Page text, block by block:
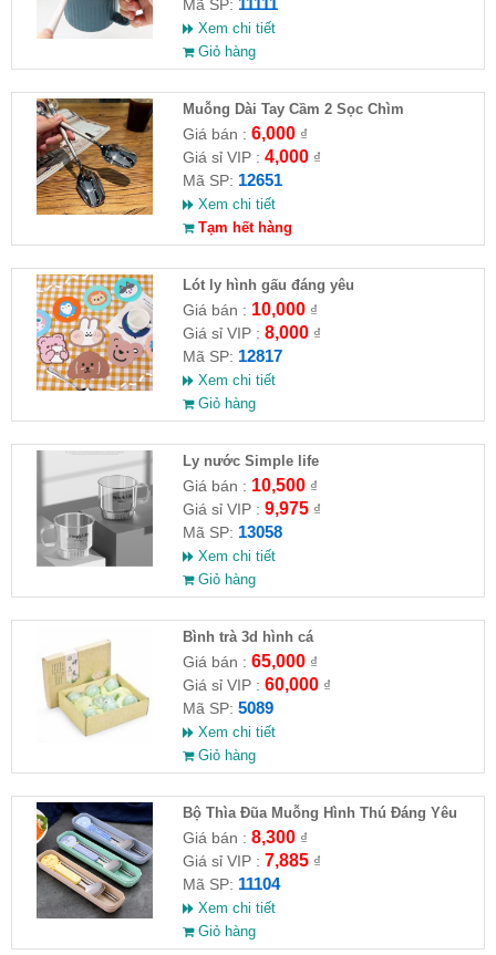
Mã SP:
Xem chi tiết
Giỏ hàng
Muỗng Dài Tay Cầm 2 Sọc Chìm
Giá bán : 6,000₫
Giá sỉ VIP : 4,000₫
Mã SP: 12651
Xem chi tiết
Tạm hết hàng
Lót ly hình gấu đáng yêu
Giá bán : 10,000₫
Giá sỉ VIP : 8,000₫
Mã SP: 12817
Xem chi tiết
Giỏ hàng
Ly nước Simple life
Giá bán : 10,500₫
Giá sỉ VIP : 9,975₫
Mã SP: 13058
Xem chi tiết
Giỏ hàng
Bình trà 3d hình cá
Giá bán : 65,000₫
Giá sỉ VIP : 60,000₫
Mã SP: 5089
Xem chi tiết
Giỏ hàng
Bộ Thìa Đũa Muỗng Hình Thú Đáng Yêu
Giá bán : 8,300₫
Giá sỉ VIP : 7,885₫
Mã SP: 11104
Xem chi tiết
Giỏ hàng